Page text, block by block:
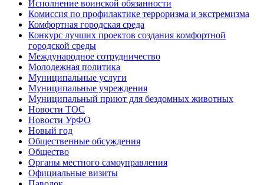
Исполнение воинской обязанности
Комиссия по профилактике терроризма и экстремизма
Комфортная городская среда
Конкурс лучших проектов создания комфортной
городской среды
Международное сотрудничество
Молодежная политика
Муниципальные услуги
Муниципальные учреждения
Муниципальный приют для бездомных животных
Новости ТОС
Новости УрФО
Новый год
Общественные обсуждения
Общество
Органы местного самоуправления
Официальные визиты